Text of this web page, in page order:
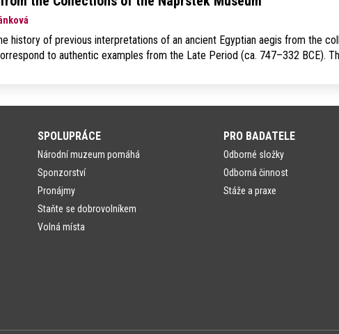
history of previous interpretations of an ancient Egyp­tian aegis from the
to authentic examples from the Late Period (ca. 747–332 BCE).
SPOLUPRÁCE
Národní muzeum pomáhá
Sponzorství
Pronájmy
Staňte se dobrovolníkem
Volná místa
PRO BADATELE
Odborné složky
Odborná činnost
Stáže a praxe